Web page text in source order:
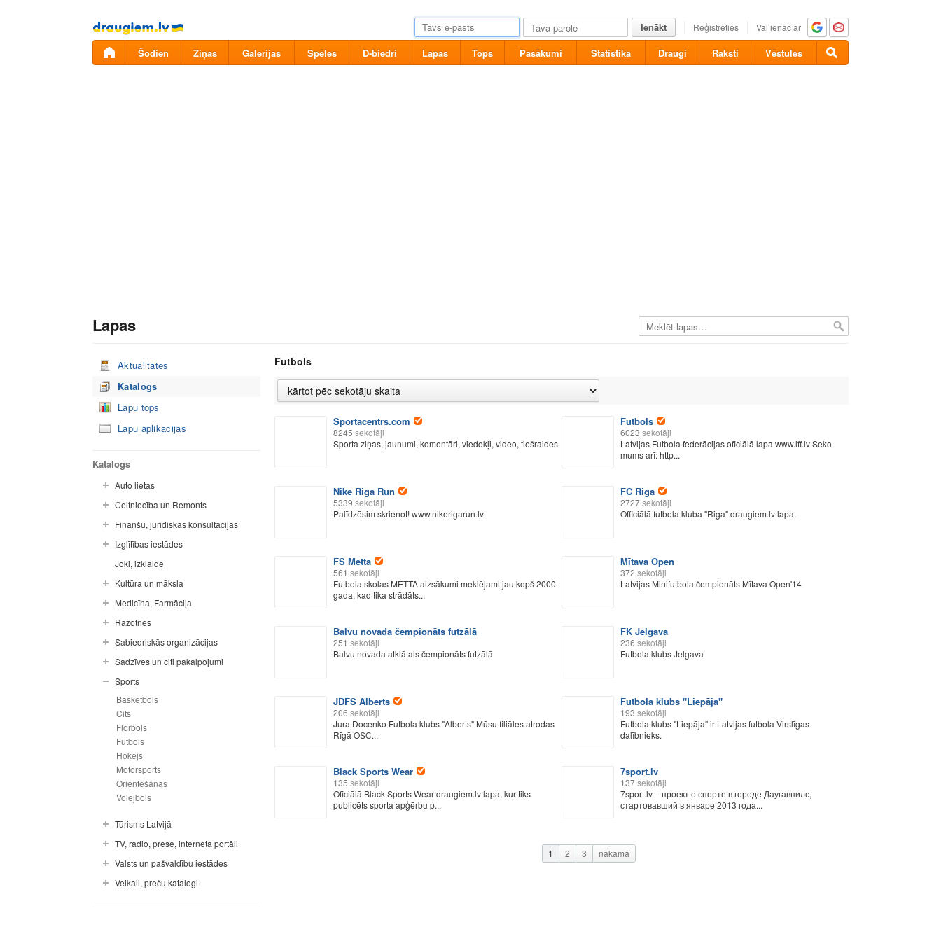
Pāriet
uz
saturu
Ienākt Reģistrēties Vai ienāc ar
Šodien Ziņas Galerijas Spēles D-biedri Lapas Tops Pasākumi Statistika Draugi Raksti Vēstules
Lapas
Aktualitātes
Katalogs
Lapu tops
Lapu aplikācijas
Katalogs
Auto lietas
Celtniecība un Remonts
Finanšu, juridiskās konsultācijas
Izglītības iestādes
Joki, izklaide
Kultūra un māksla
Medicīna, Farmācija
Ražotnes
Sabiedriskās organizācijas
Sadzīves un citi pakalpojumi
Sports
Basketbols
Cits
Florbols
Futbols
Hokejs
Motorsports
Orientēšanās
Volejbols
Tūrisms Latvijā
TV, radio, prese, interneta portāli
Valsts un pašvaldību iestādes
Veikali, preču katalogi
Futbols
Sportacentrs.com
8245 sekotāji
Sporta ziņas, jaunumi, komentāri, viedokļi, video, tiešraides
Futbols
6023 sekotāji
Latvijas Futbola federācijas oficiālā lapa www.lff.lv Seko
mums arī: http...
Nike Riga Run
5339 sekotāji
Palīdzēsim skrienot! www.nikerigarun.lv
FC Riga
2727sekotāji
Officiālā futbola kluba "Riga" draugiem.lv lapa.
FS Metta
561 sekotāji
Futbola skolas METTA aizsākumi meklējami jau kopš 2000.
gada, kad tika strādāts...
Mītava Open
372 sekotāji
Latvijas Minifutbola čempionāts Mītava Open'14
Balvu novada čempionāts futzālā
251 sekotāji
Balvu novada atklātais čempionāts futzālā
FK Jelgava
236 sekotāji
Futbola klubs Jelgava
JDFS Alberts
206 sekotāji
Jura Docenko Futbola klubs "Alberts" Mūsu filiāles atrodas
Rīgā OSC...
Futbola klubs "Liepāja"
193 sekotāji
Futbola klubs "Liepāja" ir Latvijas futbola Virslīgas
dalībnieks.
Black Sports Wear
135 sekotāji
Oficiālā Black Sports Wear draugiem.lv lapa, kur tiks
publicēts sporta apģērbu p...
7sport.lv
137sekotāji
7sport.lv – проект о спорте в городе Даугавпилс,
стартовавший в январе 2013 года...
1 2 3 nākamā